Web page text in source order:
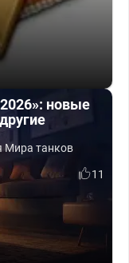
новые
Мира танков
11